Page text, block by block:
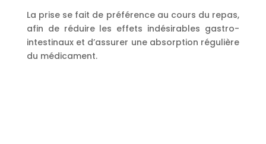
La prise se fait de préférence au cours du repas,
afin de réduire les effets indésirables gastro-
intestinaux et d’assurer une absorption régulière
du médicament.